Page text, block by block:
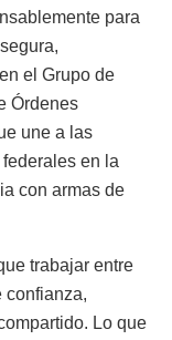
para
el Grupo de
Órdenes
une a las
en la
con armas de
trabajar entre
confianza,
Lo que